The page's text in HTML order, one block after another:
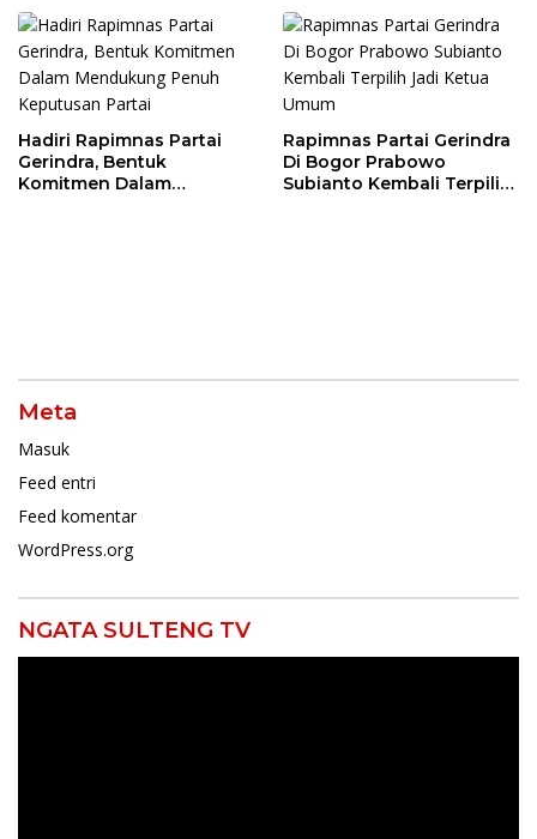
Hadiri Rapimnas Partai
Gerindra, Bentuk
Komitmen Dalam
Rapimnas Partai Gerindra
Di Bogor Prabowo
Subianto Kembali Terpilih
Meta
Masuk
Feed entri
Feed komentar
WordPress.org
NGATA SULTENG TV